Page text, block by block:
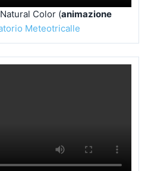
Color,Animazione 12 ore
Meteotricalle